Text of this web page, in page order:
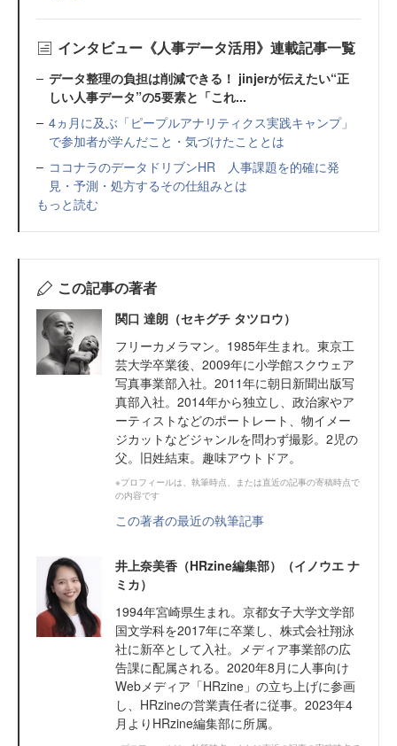
インタビュー《人事データ活用》連載記事一覧
データ整理の負担は削減できる！ jinjerが伝えたい“正
しい人事データ”の5要素と「これ...
4ヵ月に及ぶ「ピープルアナリティクス実践キャンプ」
で参加者が学んだこと・気づけたこととは
ココナラのデータドリブンHR 人事課題を的確に発
見・予測・処方するその仕組みとは
もっと読む
この記事の著者
関口 達朗（セキグチ タツロウ）
フリーカメラマン。1985年生まれ。東京工
芸大学卒業後、2009年に小学館スクウェア
写真事業部入社。2011年に朝日新聞出版写
真部入社。2014年から独立し、政治家やア
ーティストなどのポートレート、物イメー
ジカットなどジャンルを問わず撮影。2児の
父。旧姓結束。趣味アウトドア。
※プロフィールは、執筆時点、または直近の記事の寄稿時点で
の内容です
この著者の最近の執筆記事
井上奈美香（HRzine編集部）（イノウエ ナ
ミカ）
1994年宮崎県生まれ。京都女子大学文学部
国文学科を2017年に卒業し、株式会社翔泳
社に新卒として入社。メディア事業部の広
告課に配属される。2020年8月に人事向け
Webメディア「HRzine」の立ち上げに参画
し、HRzineの営業責任者に従事。2023年4
月よりHRzine編集部に所属。